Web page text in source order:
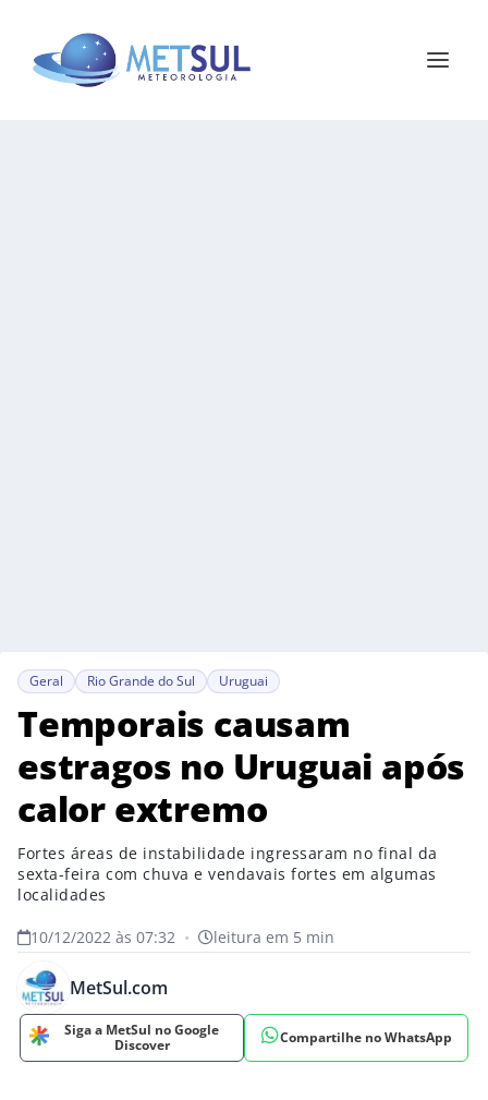
Geral Rio Grande do Sul Uruguai
Temporais causam
estragos no Uruguai após
calor extremo
Fortes áreas de instabilidade ingressaram no final da
sexta-feira com chuva e vendavais fortes em algumas
localidades
10/12/2022 às 07:32 • leitura em 5 min
MetSul.com
Siga a MetSul no Google
Discover
Compartilhe no WhatsApp